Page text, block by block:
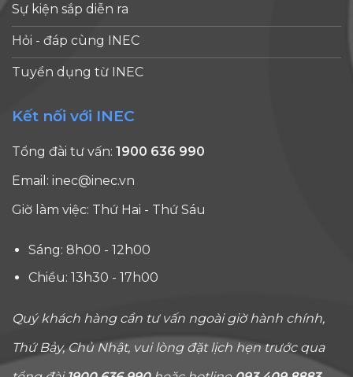
Sự kiện sắp diễn ra
Hỏi - đáp cùng INEC
Tuyển dụng từ INEC
Kết nối với INEC
Tổng đài tư vấn: 1900 636 990
Email: inec@inec.vn
Giờ làm việc: Thứ Hai - Thứ Sáu
Sáng: 8h00 - 12h00
Chiều: 13h30 - 17h00
Quý khách hàng cần tư vấn ngoài giờ hành chính,
Thứ Bảy, Chủ Nhật, vui lòng đặt lịch hẹn trước qua